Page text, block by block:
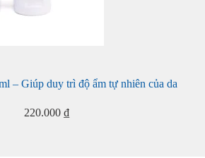
– Giúp duy trì độ ẩm tự nhiên của da
220.000 ₫